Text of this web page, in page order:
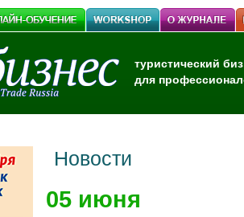
туристический
для
Новости
05 июня